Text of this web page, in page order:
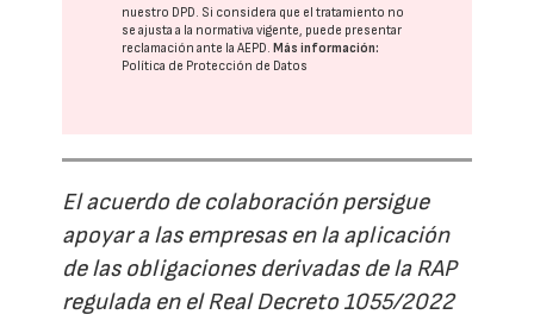
nuestro DPD. Si considera que el tratamiento no
se ajusta a la normativa vigente, puede presentar
reclamación ante laAEPD. Más información:
Política de Protección de Datos
El acuerdo de colaboración persigue
apoyar a las empresas en la aplicación
de las obligaciones derivadas de la RAP
regulada en el Real Decreto 1055/2022